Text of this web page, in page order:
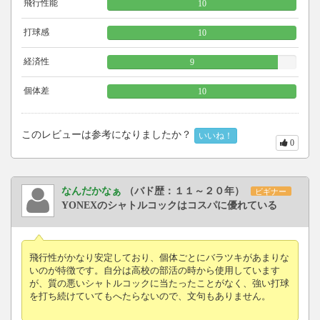
飛行性能 10
打球感 10
経済性 9
個体差 10
このレビューは参考になりましたか？ いいね！
0
なんだかなぁ （バド歴：１１～２０年） ビギナー
YONEXのシャトルコックはコスパに優れている
飛行性がかなり安定しており、個体ごとにバラツキがあまりな
いのが特徴です。自分は高校の部活の時から使用しています
が、質の悪いシャトルコックに当たったことがなく、強い打球
を打ち続けていてもへたらないので、文句もありません。